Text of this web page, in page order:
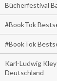
Bücherfestival
#BookTok
#BookTok
Karl-Ludwig
Deutschland